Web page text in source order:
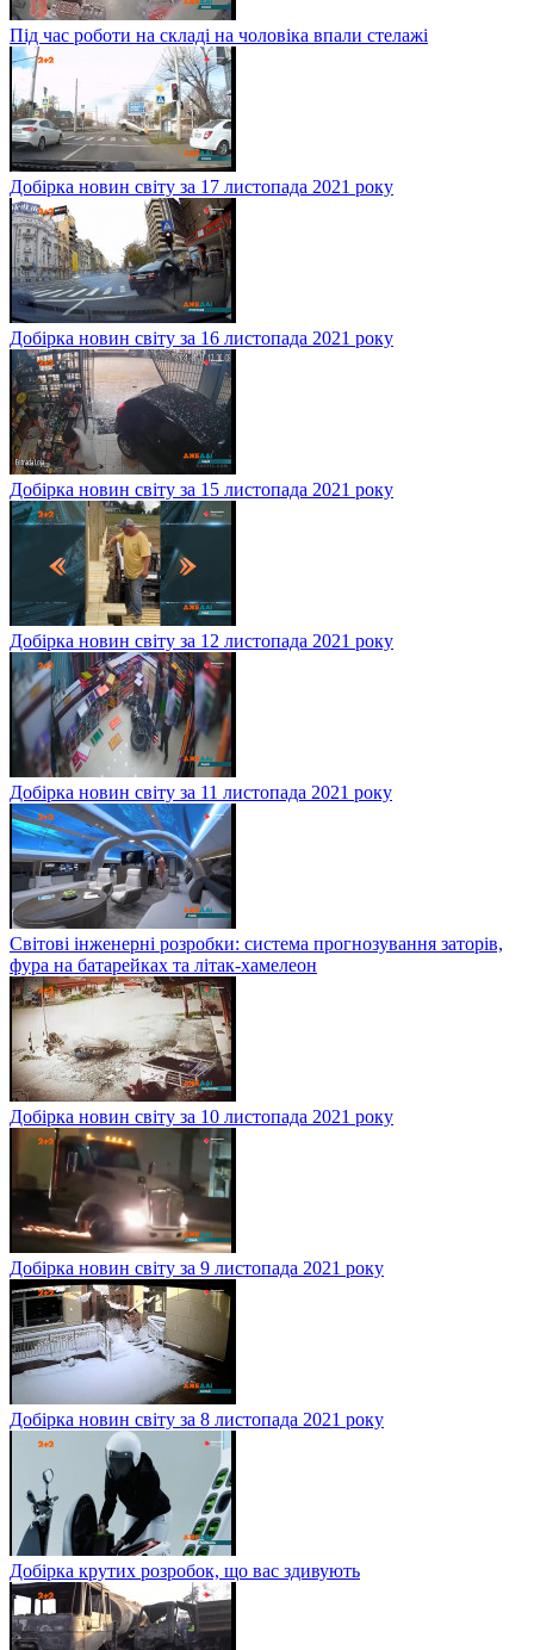
Під час роботи на складі на чоловіка впали стелажі
Добірка новин світу за 17 листопада 2021 року
Добірка новин світу за 16 листопада 2021 року
Добірка новин світу за 15 листопада 2021 року
Добірка новин світу за 12 листопада 2021 року
Добірка новин світу за 11 листопада 2021 року
Світові інженерні розробки: система прогнозування заторів,
фура на батарейках та літак-хамелеон
Добірка новин світу за 10 листопада 2021 року
Добірка новин світу за 9 листопада 2021 року
Добірка новин світу за 8 листопада 2021 року
Добірка крутих розробок, що вас здивують